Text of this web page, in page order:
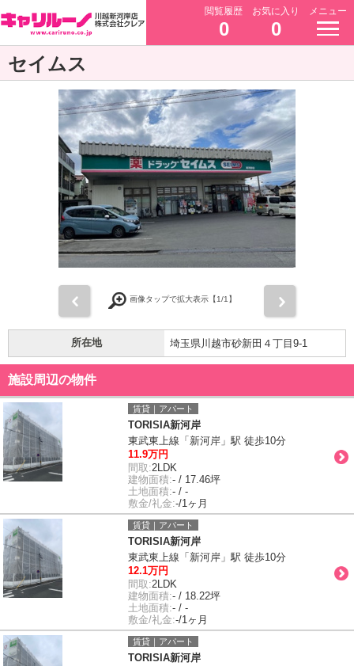
閲覧履歴
0
お気に入り
0
メニュー
セイムス
画像タップで拡大表示【1/1】
所在地 埼玉県川越市砂新田４丁目9-1
施設周辺の物件
賃貸｜アパート
TORISIA新河岸
東武東上線「新河岸」駅 徒歩10分
11.9万円
間取:2LDK
建物面積:- / 17.46坪
土地面積:- / -
敷金/礼金:-/1ヶ月
賃貸｜アパート
TORISIA新河岸
東武東上線「新河岸」駅 徒歩10分
12.1万円
間取:2LDK
建物面積:- / 18.22坪
土地面積:- / -
敷金/礼金:-/1ヶ月
賃貸｜アパート
TORISIA新河岸